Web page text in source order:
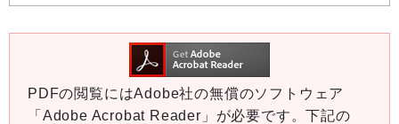
PDFの閲覧にはAdobe社の無償のソフトウェア
「Adobe Acrobat Reader」が必要です。下記の